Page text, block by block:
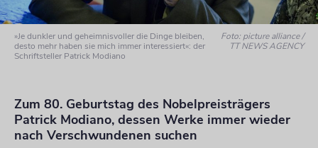
»Je dunkler und geheimnisvoller die Dinge bleiben,
desto mehr haben sie mich immer interessiert«: der
Schriftsteller Patrick Modiano
Foto: picture alliance /
TT NEWS AGENCY
Zum 80. Geburtstag des Nobelpreisträgers
Patrick Modiano, dessen Werke immer wieder
nach Verschwundenen suchen